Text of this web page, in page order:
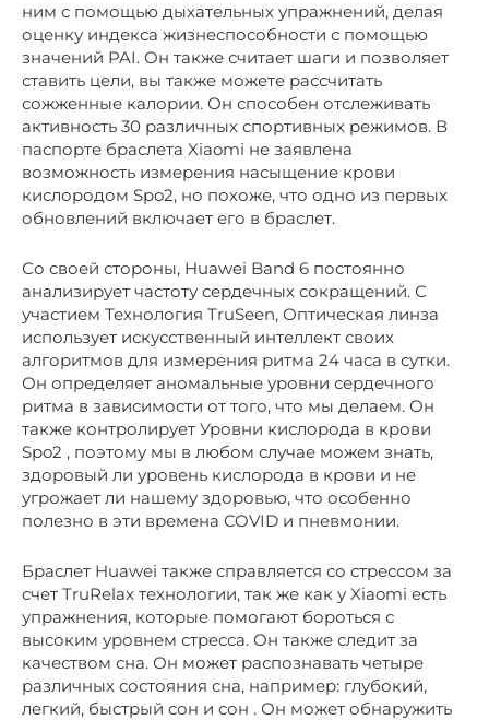
ним с помощью дыхательных упражнений, делая
оценку индекса жизнеспособности с помощью
значений PAI. Он также считает шаги и позволяет
ставить цели, вы также можете рассчитать
сожженные калории. Он способен отслеживать
активность 30 различных спортивных режимов. В
паспорте браслета Xiaomi не заявлена ​​
возможность измерения насыщение крови
кислородом Spo2, но похоже, что одно из первых
обновлений включает его в браслет.
Со своей стороны, Huawei Band 6 постоянно
анализирует частоту сердечных сокращений. С
участием Технология TruSeen, Оптическая линза
использует искусственный интеллект своих
алгоритмов для измерения ритма 24 часа в сутки.
Он определяет аномальные уровни сердечного
ритма в зависимости от того, что мы делаем. Он
также контролирует Уровни кислорода в крови
Spo2 , поэтому мы в любом случае можем знать,
здоровый ли уровень кислорода в крови и не
угрожает ли нашему здоровью, что особенно
полезно в эти времена COVID и пневмонии.
Браслет Huawei также справляется со стрессом за
счет TruRelax технологии, так же как у Xiaomi есть
упражнения, которые помогают бороться с
высоким уровнем стресса. Он также следит за
качеством сна. Он может распознавать четыре
различных состояния сна, например: глубокий,
легкий, быстрый сон и сон . Он может обнаружить